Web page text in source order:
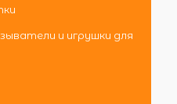
и игрушки для